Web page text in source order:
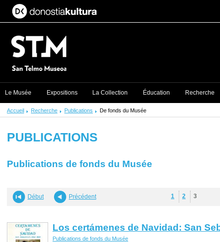
Accueil Recherche Publications De fonds du Musée
PUBLICATIONS
Publications de fonds du Musée
Début Précédent 1 2 3
Los certámenes de Navidad: San
Publications de fonds du Musée
Le Musée Expositions La Collection Éducation Recherche